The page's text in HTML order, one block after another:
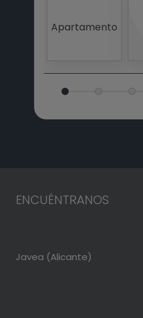
Apartamento
ENCUÉNTRANOS
Javea (Alicante)